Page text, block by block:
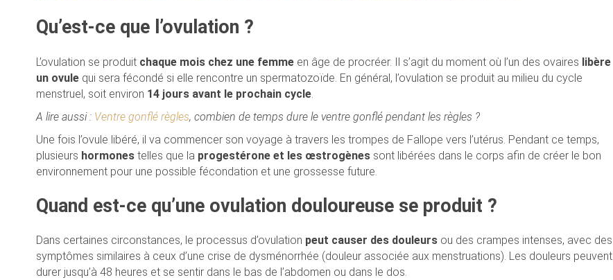
Qu’est-ce que l’ovulation ?
L’ovulation se produit chaque mois chez une femme en âge de procréer. Il s’agit du moment où l’un des ovaires libère
un ovule qui sera fécondé si elle rencontre un spermatozoïde. En général, l’ovulation se produit au milieu du cycle
menstruel, soit environ 14 jours avant le prochain cycle
A lire aussi : Ventre gonflé règles, combien de temps dure le ventre gonflé pendant les règles ?
Une fois l’ovule libéré, il va commencer son voyage à travers les trompes de Fallope vers l’utérus. Pendant ce temps,
plusieurs hormones telles que la progestérone et les œstrogènes sont libérées dans le corps afin de créer le bon
environnement pour une possible fécondation et une grossesse future.
Quand est-ce qu’une ovulation douloureuse se produit ?
Dans certaines circonstances, le processus d’ovulation peut causer des douleurs ou des crampes intenses, avec des
symptômes similaires à ceux d’une crise de dysménorrhée (douleur associée aux menstruations). Les douleurs peuvent
durer jusqu’à 48 heures et se sentir dans le bas de l’abdomen ou dans le dos.